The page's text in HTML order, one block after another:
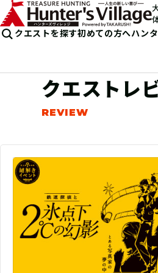
クエストを探す初めての方へハン
クエストレ